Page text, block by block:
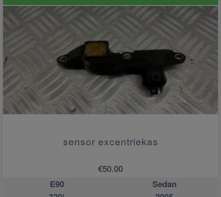
sensor excentriekas
€50.00
E90
Sedan